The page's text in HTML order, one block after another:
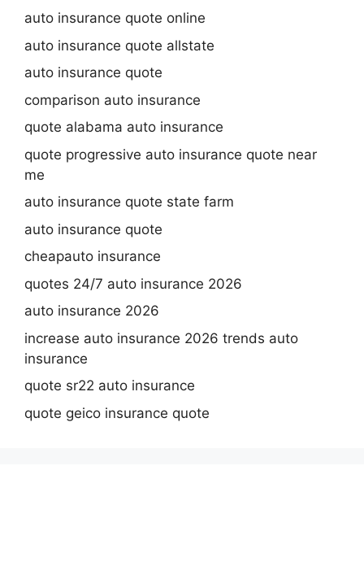
auto insurance quote online
auto insurance quote allstate
auto insurance quote
comparison auto insurance
quote alabama auto insurance
quote progressive auto insurance quote near
me
auto insurance quote state farm
auto insurance quote
cheapauto insurance
quotes 24/7 auto insurance 2026
auto insurance 2026
increase auto insurance 2026 trends auto
insurance
quote sr22 auto insurance
quote geico insurance quote